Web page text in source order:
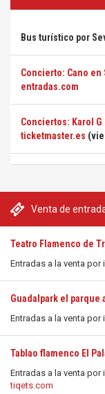
Venta de
Teatro Flamenco de
Entradas a la venta por
Guadalpark el parque
Entradas a la venta por
Tablao flamenco El
Entradas a la venta por
tiqets.com
Bus turístico por
Concierto: Cano en
entradas.com
Conciertos: Karol
ticketmaster.es